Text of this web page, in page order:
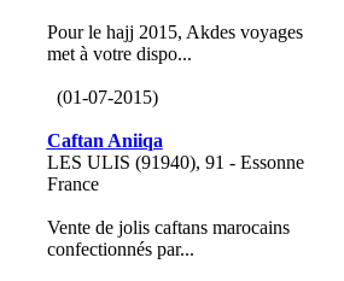
Pour le hajj 2015, Akdes voyages
met à votre dispo...
(01-07-2015)
Caftan Aniiqa
LES ULIS (91940), 91 - Essonne
France
Vente de jolis caftans marocains
confectionnés par...